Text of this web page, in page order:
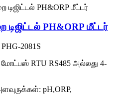
டிஜிட்டல் PH&ORP மீட்டர்
2081S
RTU RS485 அல்லது 4-
pH,ORP,